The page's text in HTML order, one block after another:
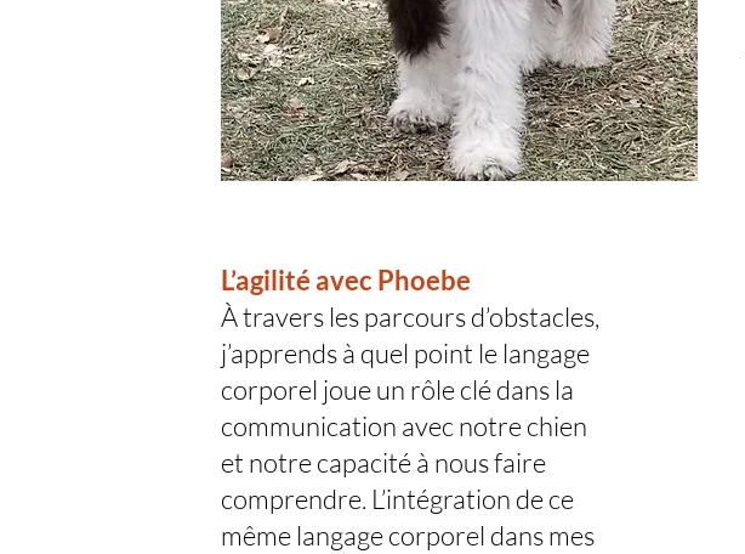
L’agilité avec Phoebe
À travers les parcours d’obstacles,
j’apprends à quel point le langage
corporel joue un rôle clé dans la
communication avec notre chien
et notre capacité à nous faire
comprendre. L’intégration de ce
même langage corporel dans mes